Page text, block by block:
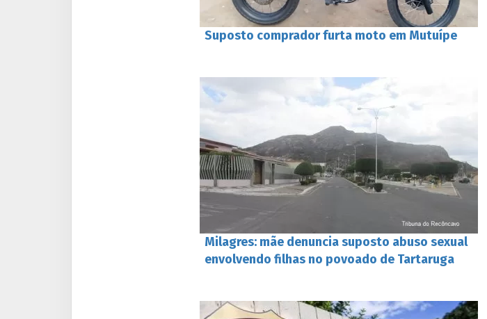
Suposto comprador furta moto em Mutuípe
Milagres: mãe denuncia suposto abuso sexual
envolvendo filhas no povoado de Tartaruga